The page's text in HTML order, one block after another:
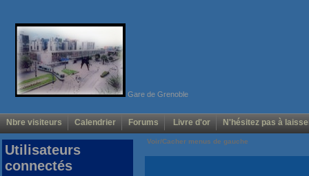
Gare de Grenoble
Nbre visiteurs Calendrier Forums Livre d'or N'hésitez pas à
Voir/Cacher menus de gauche
Utilisateurs
connectés